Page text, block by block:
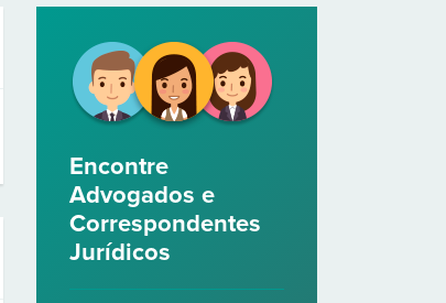
Encontre
Advogados e
Correspondentes
Jurídicos